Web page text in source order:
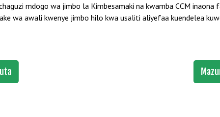
mdogo wa jimbo la Kimbesamaki na kwamba CCM
wa awali kwenye jimbo hilo kwa usaliti aliyefaa kuendelea